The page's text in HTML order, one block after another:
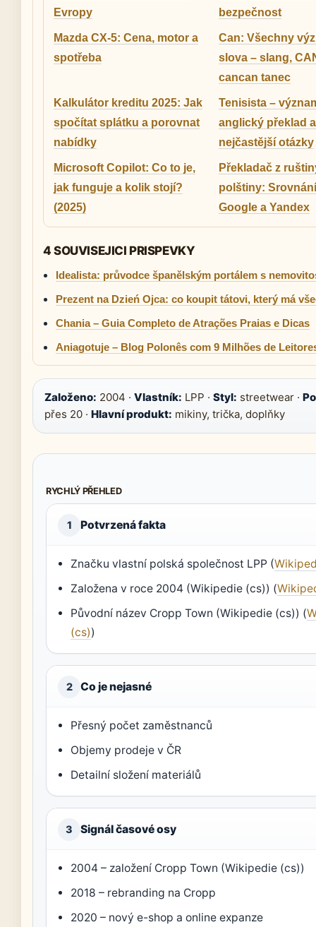
Evropy
bezpečnost
Mazda CX-5: Cena, motor a
spotřeba
Can: Všechny
slova – slang,
cancan tanec
Kalkulátor kreditu 2025: Jak
spočítat splátku a porovnat
nabídky
Tenisista –
anglický překlad a
nejčastější otázky
Microsoft Copilot: Co to je,
jak funguje a kolik stojí?
(2025)
Překladač z
polštiny:
Google a Yandex
4 SOUVISEJICI PRISPEVKY
Idealista: průvodce španělským portálem s
Prezent na Dzień Ojca: co koupit tátovi, který má
Chania – Guia Completo de Atrações Praias e Dicas
Aniagotuje – Blog Polonês com 9 Milhões de
Založeno: 2004 · Vlastník: LPP · Styl: streetwear ·
přes 20 · Hlavní produkt: mikiny, trička, doplňky
RYCHLÝ PŘEHLED
1 Potvrzená fakta
Značku vlastní polská společnost LPP (
Založena v roce 2004 (Wikipedie (cs)) (
Původní název Cropp Town (Wikipedie (cs)) (
(cs))
2 Co je nejasné
Přesný počet zaměstnanců
Objemy prodeje v ČR
Detailní složení materiálů
3 Signál časové osy
2004 – založení Cropp Town (Wikipedie (cs))
2018 – rebranding na Cropp
2020 – nový e-shop a online expanze